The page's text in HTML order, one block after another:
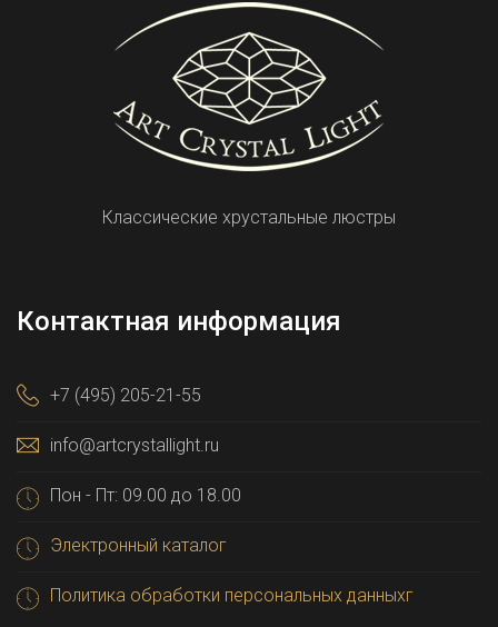
Классические хрустальные люстры
Контактная информация
+7 (495) 205-21-55
info@artcrystallight.ru
Пон - Пт: 09.00 до 18.00
Электронный каталог
Политика обработки персональных данныхг